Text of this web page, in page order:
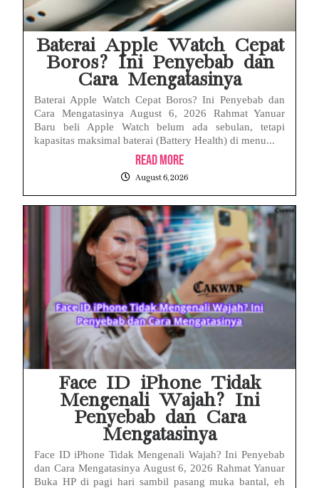
Baterai Apple Watch Cepat
Boros? Ini Penyebab dan
Cara Mengatasinya
Baterai Apple Watch Cepat Boros? Ini Penyebab dan
Cara Mengatasinya August 6, 2026 Rahmat Yanuar
Baru beli Apple Watch belum ada sebulan, tetapi
kapasitas maksimal baterai (Battery Health) di menu...
Read More
August 6, 2026
Face ID iPhone Tidak
Mengenali Wajah? Ini
Penyebab dan Cara
Mengatasinya
Face ID iPhone Tidak Mengenali Wajah? Ini Penyebab
dan Cara Mengatasinya August 6, 2026 Rahmat Yanuar
Buka HP di pagi hari sambil pasang muka bantal, eh